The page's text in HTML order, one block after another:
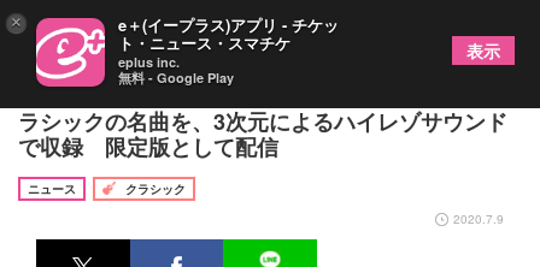
ロンドン・フィルハーモニー管弦楽団が演奏したク
ラシックの名曲を、3次元によるハイレゾサウンド
で収録 限定版として配信
ニュース
クラシック
2020.7.9
× e＋(イープラス)アプリ - チケッ
ト・ニュース・スマチケ
eplus inc.
無料 - Google Play
表示